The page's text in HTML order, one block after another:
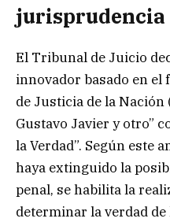
jurisprudencia
El Tribunal de Juicio
innovador basado en el
de Justicia de la Nación
Gustavo Javier y otro”
la Verdad”. Según este
haya extinguido la
penal, se habilita la
determinar la verdad